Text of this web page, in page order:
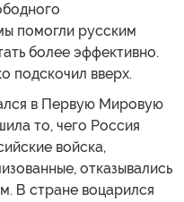
помогли русским
более эффективно.
подскочил вверх.
в Первую Мировую
то, чего Россия
войска,
отказывались
В стране воцарился